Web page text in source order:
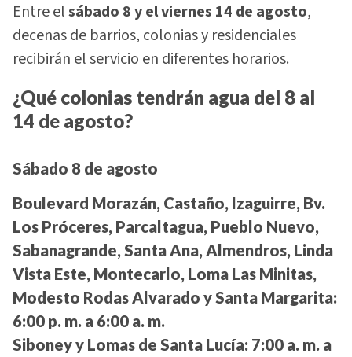
Entre elsábado 8 y el viernes 14 de agosto,
decenas de barrios, colonias y residenciales
recibirán el servicio en diferentes horarios.
¿Qué colonias tendrán agua del 8 al
14 de agosto?
Sábado 8 de agosto
Boulevard Morazán, Castaño, Izaguirre, Bv.
Los Próceres, Parcaltagua, Pueblo Nuevo,
Sabanagrande, Santa Ana, Almendros, Linda
Vista Este, Montecarlo, Loma Las Minitas,
Modesto Rodas Alvarado y Santa Margarita:
6:00 p. m. a 6:00 a. m.
Siboney y Lomas de Santa Lucía: 7:00 a. m. a